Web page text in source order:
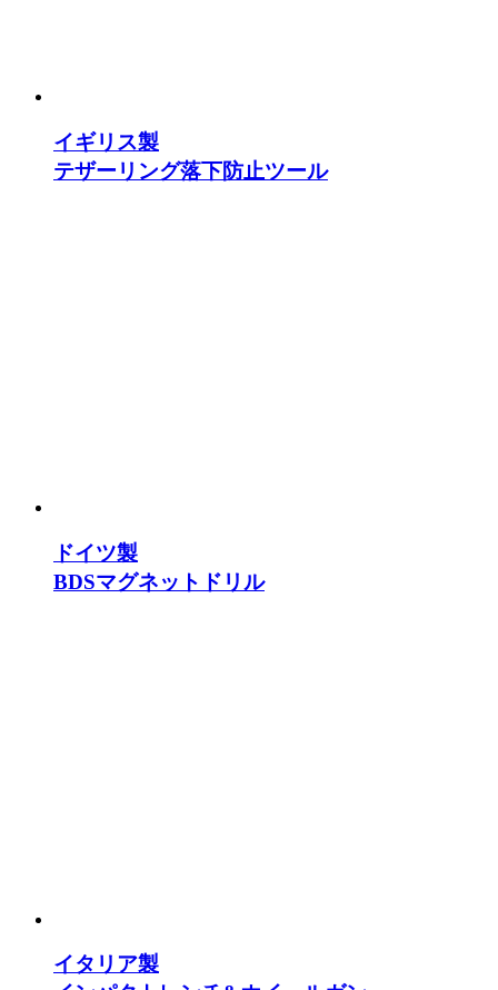
イギリス製
テザーリング落下防止ツール
ドイツ製
BDSマグネットドリル
イタリア製